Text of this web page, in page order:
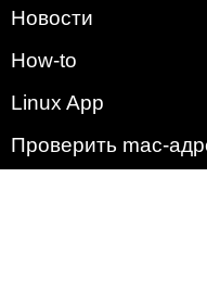
Новости
How-to
Linux App
Проверить mac-